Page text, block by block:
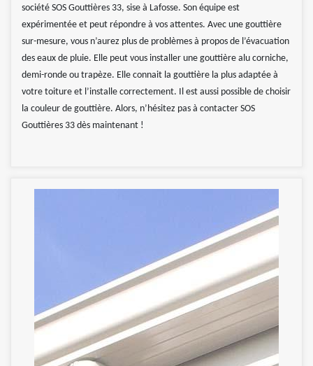
société SOS Gouttières 33, sise à Lafosse. Son équipe est
expérimentée et peut répondre à vos attentes. Avec une gouttière
sur-mesure, vous n’aurez plus de problèmes à propos de l’évacuation
des eaux de pluie. Elle peut vous installer une gouttière alu corniche,
demi-ronde ou trapèze. Elle connait la gouttière la plus adaptée à
votre toiture et l’installe correctement. Il est aussi possible de choisir
la couleur de gouttière. Alors, n’hésitez pas à contacter SOS
Gouttières 33 dès maintenant !